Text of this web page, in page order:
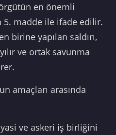
en önemli
madde ile ifade edilir.
birine yapılan saldırı,
ve ortak savunma
amaçları arasında
ve askeri iş birliğini